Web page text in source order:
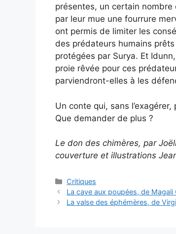
présentes, un certain
par leur mue une fourrure
ont permis de limiter les
des prédateurs humains
protégées par Surya. Et
proie rêvée pour ces
parviendront-elles à les
Un conte qui, sans
Que demander de plus ?
Le don des chimères, par
couverture et illustrations
Critiques
La cave aux poupées, de Magali
La valse des éphémères, de